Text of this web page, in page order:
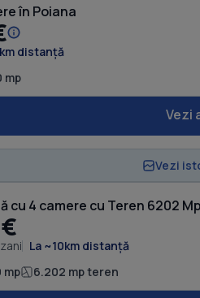
în Poiana
distanță
mp
Vezi
Vezi
cu 4 camere cu Teren 6202
La ~10km distanță
mp 6.202 mp teren